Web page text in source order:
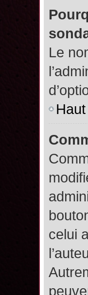
Le
Haut
celui